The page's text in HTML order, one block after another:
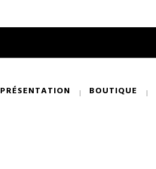
PRÉSENTATION BOUTIQUE